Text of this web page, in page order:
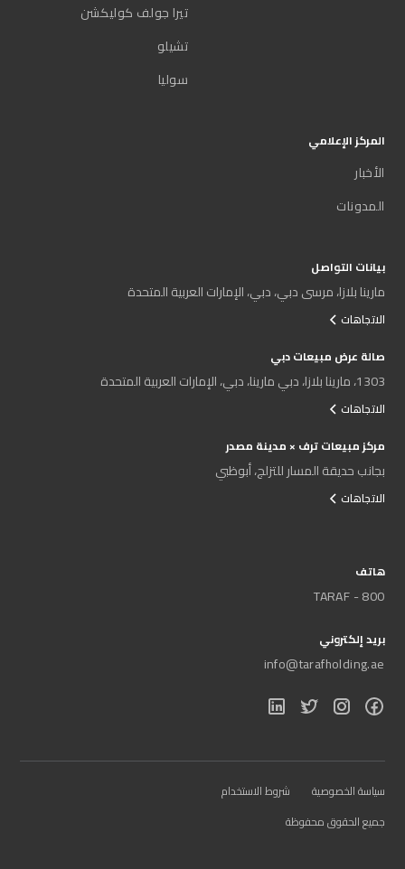
تيرا جولف كوليكشن
تشيلو
سوليا
المركز الإعلامي
الأخبار
المدونات
بيانات التواصل
مارينا بلازا، مرسى دبي، دبي، الإمارات العربية المتحدة
الاتجاهات
صالة عرض مبيعات دبي
1303، مارينا بلازا، دبي مارينا، دبي، الإمارات العربية المتحدة
الاتجاهات
مركز مبيعات ترف × مدينة مصدر
بجانب حديقة المسار للتزلج، أبوظبي
الاتجاهات
هاتف
800 - TARAF
بريد إلكتروني
info@tarafholding.ae
جميع الحقوق محفوظة
سياسة الخصوصية شروط الاستخدام